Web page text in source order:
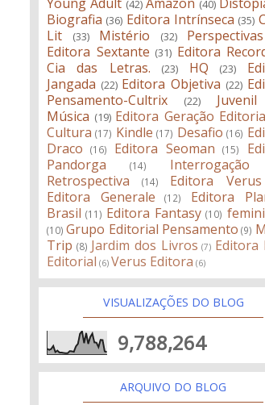
(42) (40)
Biografia (36) Editora Intrínseca (35)
Lit
(33) Mistério (32) Perspectivas
Editora Sextante (31) Editora
Cia das Letras. (23) HQ (23)
Jangada (22) Editora Objetiva (22)
Pensamento-Cultrix
(22) Juvenil
Música (19) Editora Geração
Cultura (17) Kindle (17) Desafio (16)
Draco
(16) Editora Seoman (15)
Pandorga
(14) Interrogação
Retrospectiva (14) Editora Verus
Editora Generale (12)
Editora
Brasil (11) Editora Fantasy (10)
(10) Grupo Editorial Pensamento (9)
Trip (8) Jardim dos Livros (7) Editora
Editorial (6) Verus Editora (6)
VISUALIZAÇÕES DO BLOG
9,788,264
ARQUIVO DO BLOG